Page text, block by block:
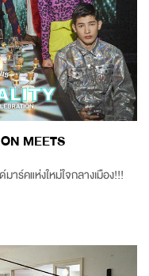
MEETS
ร์คแห่งใหม่ใจกลางเมือง!!!